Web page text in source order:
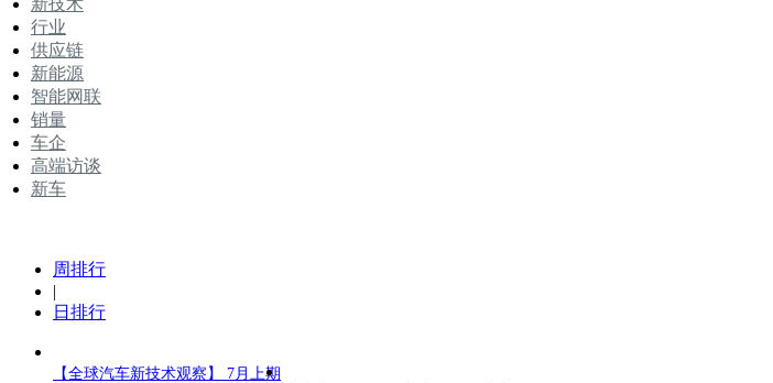
行业
供应链
新能源
智能网联
销量
车企
高端访谈
新车
周排行
|
日排行
【全球汽车新技术观察】 7月上期